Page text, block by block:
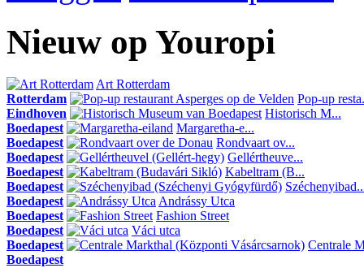
Nieuw op Youropi
Art Rotterdam
Rotterdam
Pop-up
Eindhoven
Historisch M...
Boedapest
Margaretha-e...
Boedapest
Rondvaart ov...
Boedapest
Gellértheuve...
Boedapest
Kabeltram (B...
Boedapest
Boedapest
Andrássy Utca
Boedapest
Fashion Street
Boedapest
Váci utca
Boedapest
Centrale
Boedapest